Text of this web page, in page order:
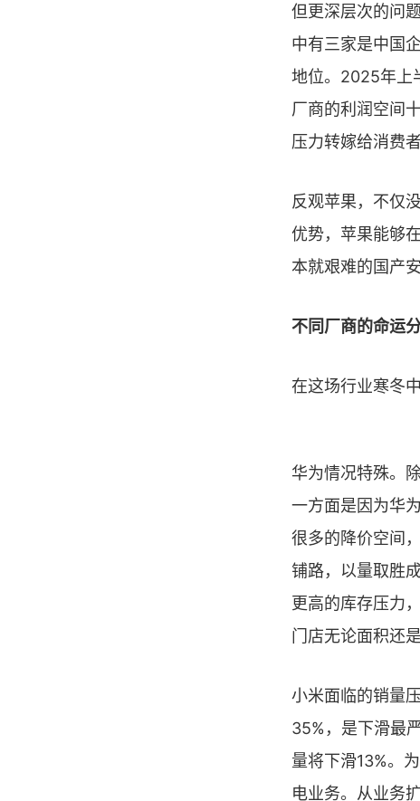
但更深层次的问
中有三家是中国
地位。2025年上
厂商的利润空间
压力转嫁给消费者
反观苹果，不仅
优势，苹果能够
本就艰难的国产
不同厂商的命运
在这场行业寒冬
华为情况特殊。
一方面是因为华
很多的降价空间
铺路，以量取胜
更高的库存压力
门店无论面积还
小米面临的销量
35%，是下滑最
量将下滑13%。
电业务。从业务